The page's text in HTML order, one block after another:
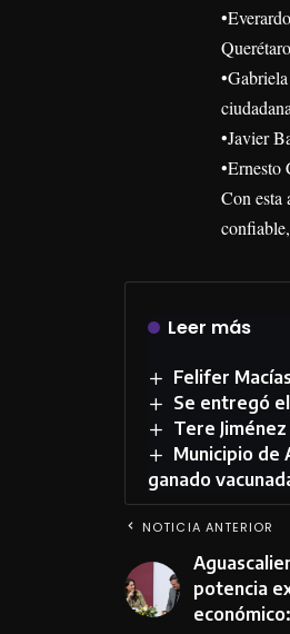
•Javier
•Ernesto
Con esta
Leer más
Felifer
Se entregó
Tere
Municipio de
ganado
NOTICIA ANTERIOR
potencia